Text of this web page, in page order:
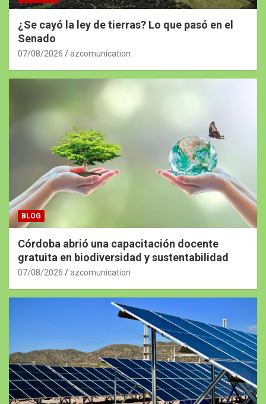
¿Se cayó la ley de tierras? Lo que pasó en el
Senado
07/08/2026 azcomunication
BLOG
Córdoba abrió una capacitación docente
gratuita en biodiversidad y sustentabilidad
07/08/2026 azcomunication